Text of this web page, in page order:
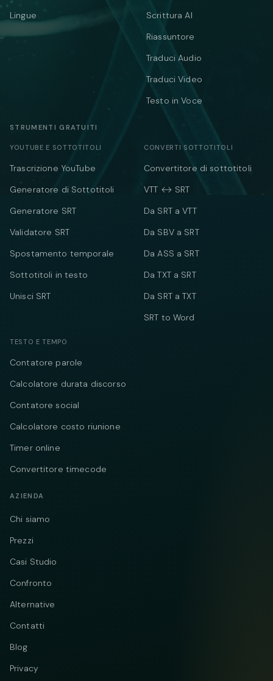
Lingue
Scrittura AI
Riassuntore
Traduci Audio
Traduci Video
Testo in Voce
STRUMENTI GRATUITI
YOUTUBE E SOTTOTITOLI
Trascrizione YouTube
Generatore di Sottotitoli
Generatore SRT
Validatore SRT
Spostamento temporale
Sottotitoli in testo
Unisci SRT
CONVERTI SOTTOTITOLI
Convertitore di sottotitoli
VTT ↔ SRT
Da SRT a VTT
Da SBV a SRT
Da ASS a SRT
Da TXT a SRT
Da SRT a TXT
SRT to Word
TESTO E TEMPO
Contatore parole
Calcolatore durata discorso
Contatore social
Calcolatore costo riunione
Timer online
Convertitore timecode
AZIENDA
Chi siamo
Prezzi
Casi Studio
Confronto
Alternative
Contatti
Blog
Privacy